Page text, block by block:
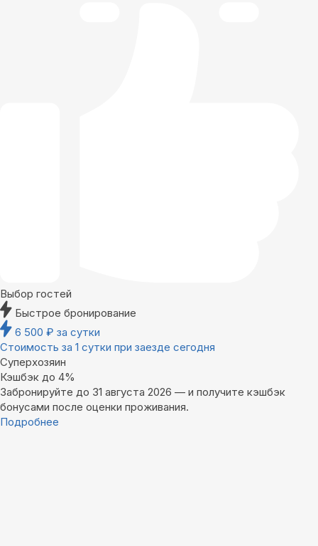
Выбор гостей
Быстрое бронирование
6 500 ₽ за сутки
Стоимость за 1 сутки при заезде сегодня
Суперхозяин
Кэшбэк до 4%
Забронируйте до 31 августа 2026 — и получите кэшбэк
бонусами после оценки проживания.
Подробнее